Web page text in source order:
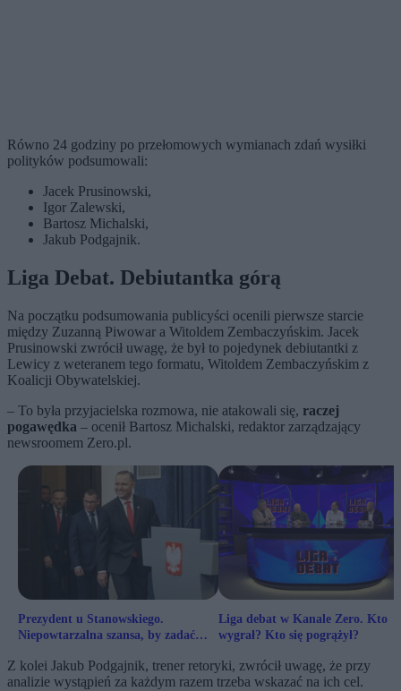
Równo 24 godziny po przełomowych wymianach zdań wysiłki
polityków podsumowali:
Jacek Prusinowski,
Igor Zalewski,
Bartosz Michalski,
Jakub Podgajnik.
Liga Debat. Debiutantka górą
Na początku podsumowania publicyści ocenili pierwsze starcie
między Zuzanną Piwowar a Witoldem Zembaczyńskim. Jacek
Prusinowski zwrócił uwagę, że był to pojedynek debiutantki z
Lewicy z weteranem tego formatu, Witoldem Zembaczyńskim z
Koalicji Obywatelskiej.
– To była przyjacielska rozmowa, nie atakowali się, raczej
pogawędka – ocenił Bartosz Michalski, redaktor zarządzający
newsroomem Zero.pl.
Prezydent u Stanowskiego.
Niepowtarzalna szansa, by zadać
Liga debat w Kanale Zero. Kto
wygrał? Kto się pogrążył?
Z kolei Jakub Podgajnik, trener retoryki, zwrócił uwagę, że przy
analizie wystąpień za każdym razem trzeba wskazać na ich cel.